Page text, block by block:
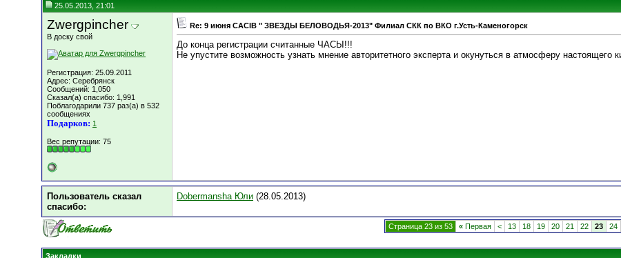
25.05.2013, 21:01
Zwergpincher
В доску свой
Регистрация: 25.09.2011
Адрес: Серебрянск
Сообщений: 1,050
Сказал(а) спасибо: 1,991
Поблагодарили 737 раз(а) в 532
сообщениях
Подарков: 1
Вес репутации: 75
Re: 9 июня СACIB " ЗВЕЗДЫ БЕЛОВОДЬЯ-2013" Филиал СКК по ВКО г.Усть-Каменогорск
До конца регистрации считанные ЧАСЫ!!!
Не упустите возможность узнать мнение авторитетного эксперта и окунуться в атмосферу
Пользователь сказал
cпасибо:
Dobermansha Юли (28.05.2013)
Страница 23 из 53 « Первая < 13 18 19 20 21 22 23 24
Закладки